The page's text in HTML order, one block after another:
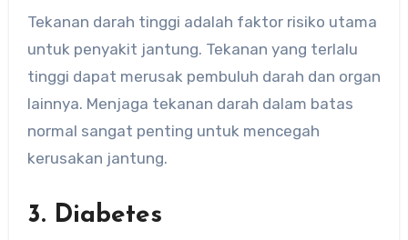
Tekanan darah tinggi adalah faktor risiko utama
untuk penyakit jantung. Tekanan yang terlalu
tinggi dapat merusak pembuluh darah dan organ
lainnya. Menjaga tekanan darah dalam batas
normal sangat penting untuk mencegah
kerusakan jantung.
3. Diabetes